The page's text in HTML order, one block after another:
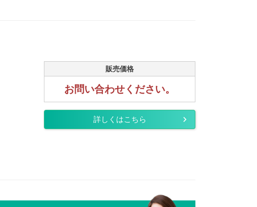
販売価格
お問い合わせください。
詳しくはこちら